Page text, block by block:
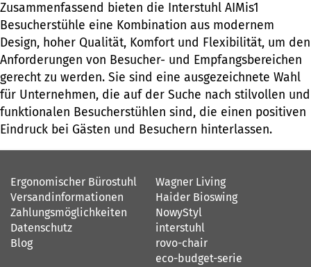
Zusammenfassend bieten die Interstuhl AIMis1
Besucherstühle eine Kombination aus modernem
Design, hoher Qualität, Komfort und Flexibilität, um den
Anforderungen von Besucher- und Empfangsbereichen
gerecht zu werden. Sie sind eine ausgezeichnete Wahl
für Unternehmen, die auf der Suche nach stilvollen und
funktionalen Besucherstühlen sind, die einen positiven
Eindruck bei Gästen und Besuchern hinterlassen.
Ergonomischer Bürostuhl
Versandinformationen
Zahlungsmöglichkeiten
Datenschutz
Blog
Wagner Living
Haider Bioswing
NowyStyl
interstuhl
rovo-chair
eco-budget-serie